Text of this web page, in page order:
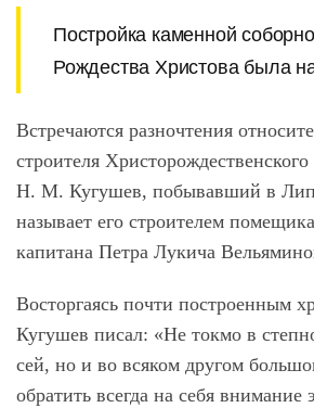
Постройка каменной
Рождества Христова была
Встречаются разночтения
строителя
Н. М. Кугушев, побывавший в
называет его строителем
капитана Петра Лукича
Восторгаясь почти построенным
Кугушев писал: «Не токмо в
сей, но и во всяком другом
обратить всегда на себя внимание